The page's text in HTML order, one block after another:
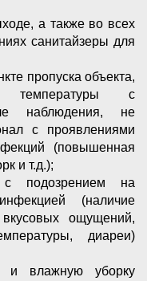
а также во всех
санитайзеры для
пропуска объекта,
температуры с
наблюдения, не
с проявлениями
(повышенная
и т.д.);
подозрением на
(наличие
ощущений,
диареи)
и влажную уборку